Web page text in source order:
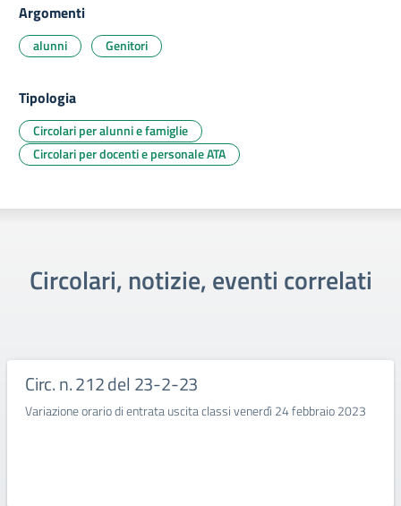
Argomenti
alunni Genitori
Tipologia
Circolari per alunni e famiglie
Circolari per docenti e personale ATA
Circolari, notizie, eventi correlati
Circ. n. 212 del 23-2-23
Variazione orario di entrata uscita classi venerdì 24 febbraio 2023